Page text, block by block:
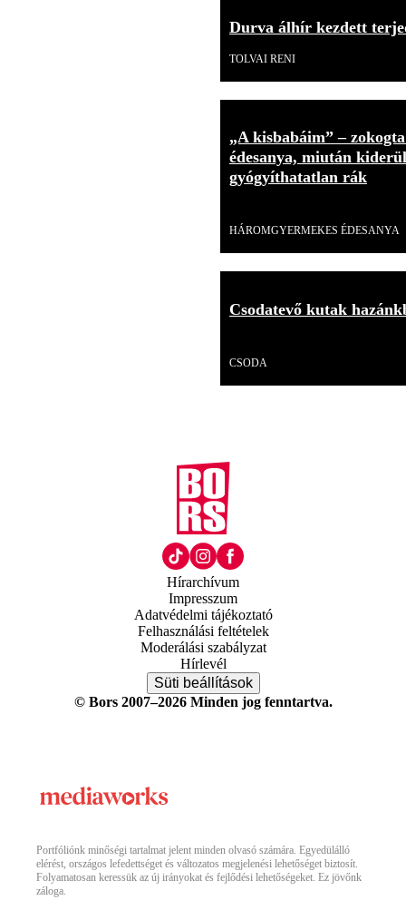
Durva álhír kezdett
TOLVAI RENI
„A kisbabáim” –
édesanya, miután
gyógyíthatatlan rák
HÁROMGYERMEKES ÉDESANYA
Csodatevő kutak
CSODA
Hírarchívum
Impresszum
Adatvédelmi tájékoztató
Felhasználási feltételek
Moderálási szabályzat
Hírlevél
Süti beállítások
© Bors 2007–2026 Minden jog fenntartva.
Portfóliónk minőségi tartalmat jelent minden olvasó számára. Egyedülálló
elérést, országos lefedettséget és változatos megjelenési lehetőséget biztosít.
Folyamatosan keressük az új irányokat és fejlődési lehetőségeket. Ez jövőnk
záloga.